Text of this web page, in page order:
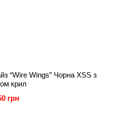
“Wire Wings” Чорна XSS з
крил
грн